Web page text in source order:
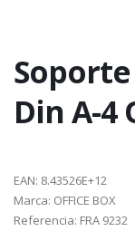
Din A-4
EAN: 8.43526E+12
Marca: OFFICE BOX
Referencia: FRA 9232